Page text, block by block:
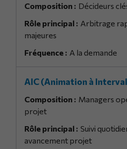
Décideurs
Arbitrage
majeures
A la demande
AIC (Animation à
Managers
projet
Suivi
avancement projet